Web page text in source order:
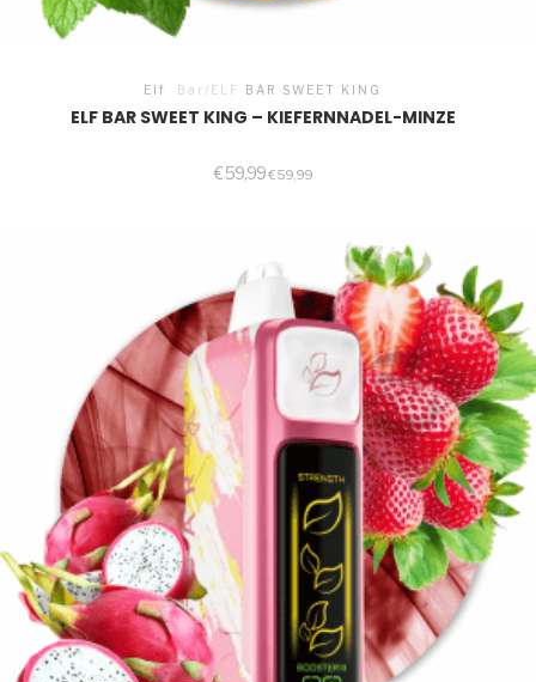
Elf Bar/ELF BAR SWEET KING
ELF BAR SWEET KING – KIEFERNNADEL-MINZE
€59,99€59,99